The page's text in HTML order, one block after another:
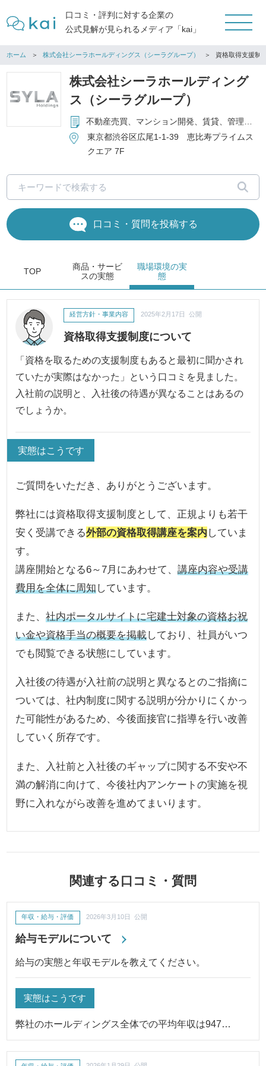
口コミ・評判に対する企業の
公式見解が見られるメディア「kai」
ホーム 株式会社シーラホールディングス（シーラグループ） 資格取得支援制
株式会社シーラホールディング
ス（シーラグループ）
不動産売買、マンション開発、賃貸、管理および仲介、 不動産クラウドファンディング、総合建設業
東京都渋谷区広尾1-1-39 恵比寿プライムス
クエア 7F
口コミ・質問を投稿する
TOP
商品・サービ
スの実態
職場環境の実
態
資格取得支援制度について
経営方針・事業内容 2025年2月17日 公開
「資格を取るための支援制度もあると最初に聞かされ
ていたが実際はなかった」という口コミを見ました。
入社前の説明と、入社後の待遇が異なることはあるの
でしょうか。
実態はこうです
ご質問をいただき、ありがとうございます。
弊社には資格取得支援制度として、正規よりも若干
安く受講できる外部の資格取得講座を案内 していま
す。
講座開始となる6～7月にあわせて、講座内容や受講
費用を全体に周知しています。
また、社内ポータルサイトに宅建士対象の資格お祝
い金や資格手当の概要を掲載しており、社員がいつ
でも閲覧できる状態にしています。
入社後の待遇が入社前の説明と異なるとのご指摘に
ついては、社内制度に関する説明が分かりにくかっ
た可能性があるため、今後面接官に指導を行い改善
していく所存です。
また、入社前と入社後のギャップに関する不安や不
満の解消に向けて、今後社内アンケートの実施を視
野に入れながら改善を進めてまいります。
関連する口コミ・質問
給与モデルについて
年収・給与・評価 2026年3月10日 公開
給与の実態と年収モデルを教えてください。
実態はこうです
弊社のホールディングス全体での平均年収は947…